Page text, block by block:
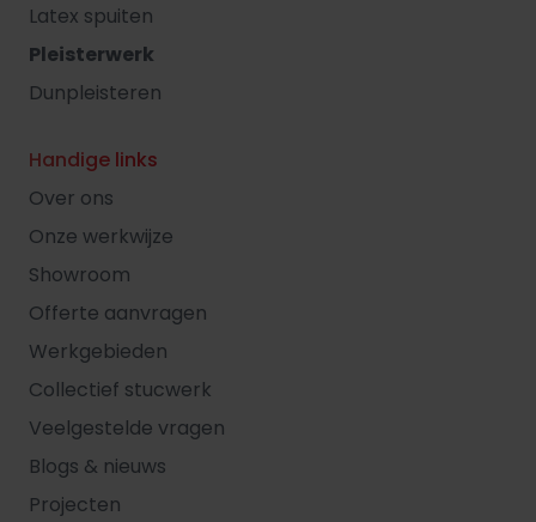
Latex spuiten
Pleisterwerk
Dunpleisteren
Handige links
Over ons
Onze werkwijze
Showroom
Offerte aanvragen
Werkgebieden
Collectief stucwerk
Veelgestelde vragen
Blogs & nieuws
Projecten